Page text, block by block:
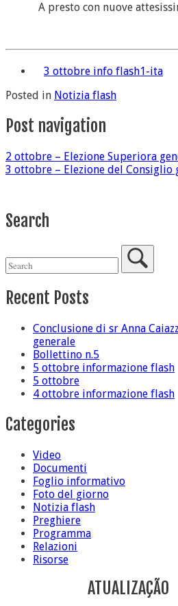
A presto con nuove
3 ottobre info flash1-ita
Posted in Notizia flash
Post navigation
2 ottobre – Elezione Superiora
3 ottobre – Elezione del Consiglio
Search
Recent Posts
Conclusione di sr Anna
generale
Bollettino n.5
5 ottobre informazione flash
5 ottobre
4 ottobre informazione flash
Categories
Video
Documenti
Foglio informativo
Foto del giorno
Notizia flash
Preghiere
Programma
Relazioni
Risorse
ATUALIZAÇÃO